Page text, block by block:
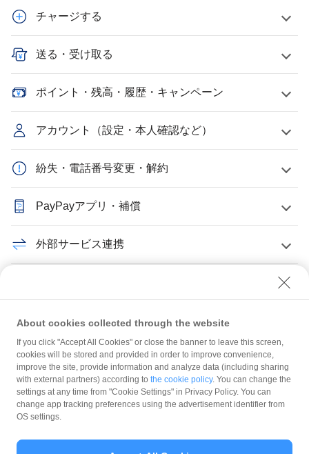
チャージする
送る・受け取る
ポイント・残高・履歴・キャンペーン
アカウント（設定・本人確認など）
紛失・電話番号変更・解約
PayPayアプリ・補償
外部サービス連携
加盟店について
PayPay給与受取
トラブル・よくあるお問い合わせ
About cookies collected through the website
If you click "Accept All Cookies" or close the banner to leave this screen,
cookies will be stored and provided in order to improve convenience,
improve the site, provide information and analyze data (including sharing
with external partners) according to the cookie policy. You can change the
settings at any time from "Cookie Settings" in Privacy Policy. You can
change app tracking preferences using the advertisement identifier from
OS settings.